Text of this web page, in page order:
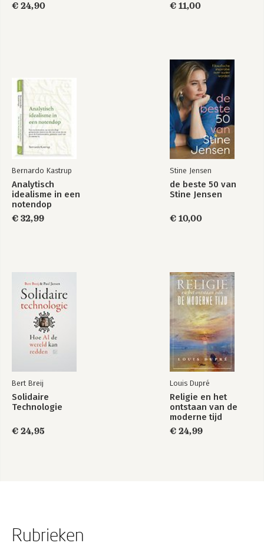
€ 24,90 € 11,00
Bernardo Kastrup
Analytisch
idealisme in een
notendop
€ 32,99
Stine Jensen
de beste 50 van
Stine Jensen
€ 10,00
Bert Breij
Solidaire
Technologie
€ 24,95
Louis Dupré
Religie en het
ontstaan van de
moderne tijd
€ 24,99
Rubrieken